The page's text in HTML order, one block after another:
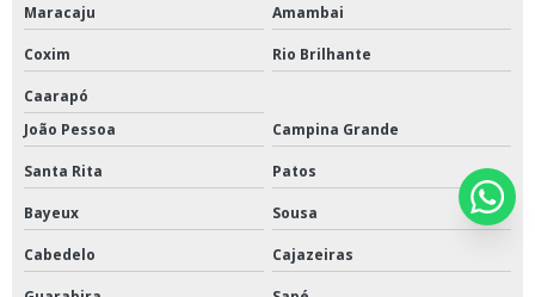
Maracaju Amambai
Coxim Rio Brilhante
Caarapó
João Pessoa
Campina Grande
Santa Rita Patos
Bayeux Sousa
Cabedelo Cajazeiras